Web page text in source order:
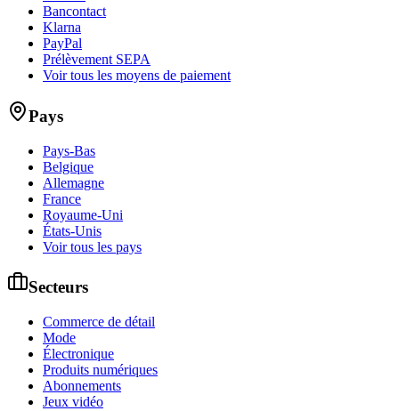
Bancontact
Klarna
PayPal
Prélèvement SEPA
Voir tous les moyens de paiement
Pays
Pays-Bas
Belgique
Allemagne
France
Royaume-Uni
États-Unis
Voir tous les pays
Secteurs
Commerce de détail
Mode
Électronique
Produits numériques
Abonnements
Jeux vidéo